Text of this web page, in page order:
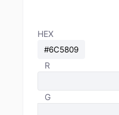
HEX
R
G